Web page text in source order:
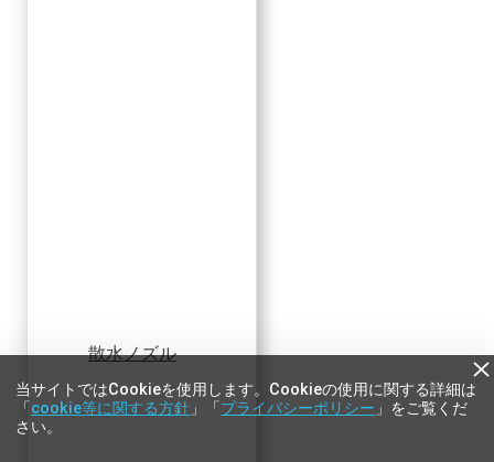
散水ノズル
当サイトではCookieを使用します。Cookieの使用に関する詳細は
「 cookie等に関する方針 」「 プライバシーポリシー 」をご覧くだ
さい。